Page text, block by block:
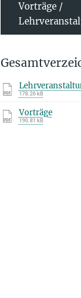
Vorträge /
178.26 kB
Vorträge
190.81 kB